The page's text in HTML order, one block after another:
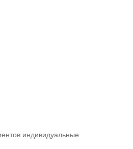
индивидуальные